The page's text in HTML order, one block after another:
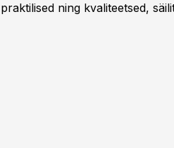
ning kvaliteetsed,